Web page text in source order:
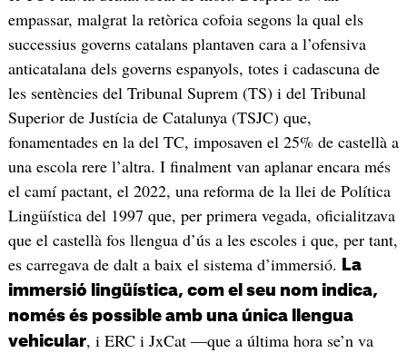
empassar, malgrat la retòrica cofoia segons la qual els
successius governs catalans plantaven cara a l’ofensiva
anticatalana dels governs espanyols, totes i cadascuna de
les sentències del Tribunal Suprem (TS) i del Tribunal
Superior de Justícia de Catalunya (TSJC) que,
fonamentades en la del TC, imposaven el 25% de castellà a
una escola rere l’altra. I finalment van aplanar encara més
el camí pactant, el 2022, una reforma de la llei de Política
Lingüística del 1997 que, per primera vegada, oficialitzava
que el castellà fos llengua d’ús a les escoles i que, per tant,
es carregava de dalt a baix el sistema d’immersió.
La
immersió lingüística, com el seu nom indica,
només és possible amb una única llengua
vehicular, i ERC i JxCat —que a última hora se’n va